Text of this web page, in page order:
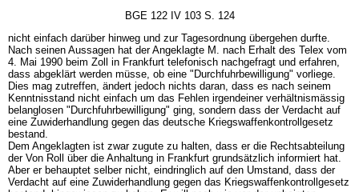
BGE 122 IV 103 S. 124
nicht einfach darüber hinweg und zur Tagesordnung übergehen durfte.
Nach seinen Aussagen hat der Angeklagte M. nach Erhalt des Telex vom
4. Mai 1990 beim Zoll in Frankfurt telefonisch nachgefragt und erfahren,
dass abgeklärt werden müsse, ob eine "Durchfuhrbewilligung" vorliege.
Dies mag zutreffen, ändert jedoch nichts daran, dass es nach seinem
Kenntnisstand nicht einfach um das Fehlen irgendeiner verhältnismässig
belanglosen "Durchfuhrbewilligung" ging, sondern dass der Verdacht auf
eine Zuwiderhandlung gegen das deutsche Kriegswaffenkontrollgesetz
bestand.
Dem Angeklagten ist zwar zugute zu halten, dass er die Rechtsabteilung
der Von Roll über die Anhaltung in Frankfurt grundsätzlich informiert hat.
Aber er behauptet selber nicht, eindringlich auf den Umstand, dass der
Verdacht auf eine Zuwiderhandlung gegen das Kriegswaffenkontrollgesetz